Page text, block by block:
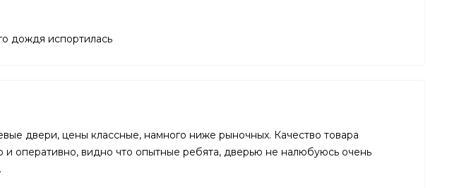
дождя испортилась
двери, цены классные, намного ниже рыночных. Качество товара
и оперативно, видно что опытные ребята, дверью не налюбуюсь очень